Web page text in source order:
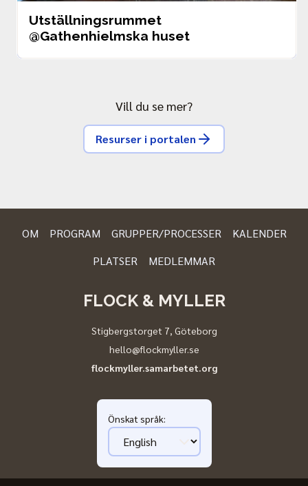
Utställningsrummet
@Gathenhielmska huset
Vill du se mer?
Resurser i portalen
OM PROGRAM GRUPPER/PROCESSER
KALENDER
PLATSER
MEDLEMMAR
FLOCK & MYLLER
Stigbergstorget 7, Göteborg
hello@flockmyller.se
flockmyller.samarbetet.org
Önskat språk: